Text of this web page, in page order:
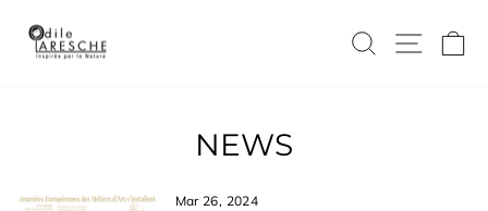
content
SEARCH
SITE
NEWS
Mar 26, 2024